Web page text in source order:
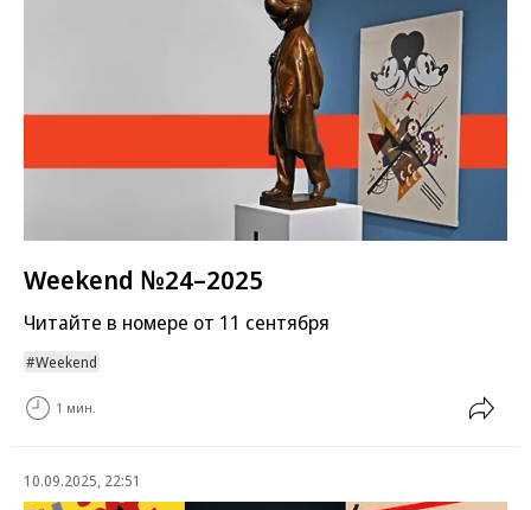
Weekend №24–2025
Читайте в номере от 11 сентября
Weekend
1 мин.
10.09.2025, 22:51